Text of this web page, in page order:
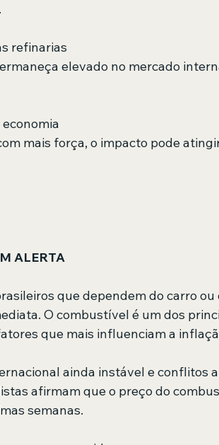
refinarias
elevado no mercado
mais força, o impacto pode
ALERTA
que dependem do carro
O combustível é um dos
que mais influenciam a
ainda instável e conflitos
afirmam que o preço do
semanas.